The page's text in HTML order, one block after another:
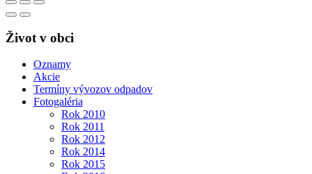
Život v obci
Oznamy
Akcie
Termíny vývozov odpadov
Fotogaléria
Rok 2010
Rok 2011
Rok 2012
Rok 2014
Rok 2015